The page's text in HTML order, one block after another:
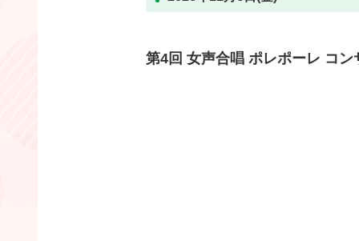
第4回 女声合唱 ポレポーレ コン